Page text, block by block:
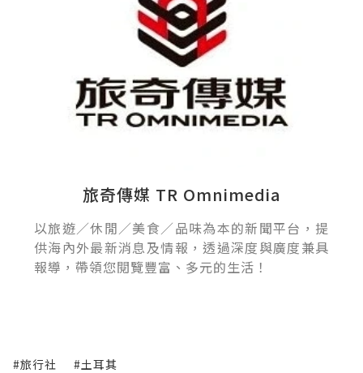
旅奇傳媒 TR Omnimedia
以旅遊／休閒／美食／品味為本的新聞平台，提
供海內外最新消息及情報，透過深度與廣度兼具
報導，帶領您閱覽豐富、多元的生活！
#旅行社 #土耳其